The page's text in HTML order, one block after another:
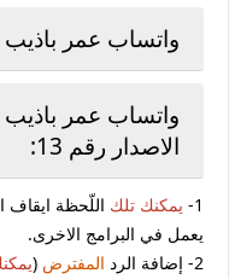
واتساب عمر باذيب
واتساب عمر باذيب
الاصدار رقم 13:
1- يمكنك تلك اللّحظة ايقاف
يعمل في البرامج الاخرى.
2- إضافة الرد
المفترض (